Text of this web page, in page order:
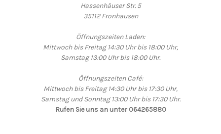
Hassenhäuser Str. 5
35112 Fronhausen
Öffnungszeiten Laden:
Mittwoch bis Freitag 14:30 Uhr bis 18:00 Uhr,
Samstag 13:00 Uhr bis 18:00 Uhr.
Öffnungszeiten Café:
Mittwoch bis Freitag 14:30 Uhr bis 17:30 Uhr,
Samstag und Sonntag 13:00 Uhr bis 17:30 Uhr.
Rufen Sie uns an unter 064265880